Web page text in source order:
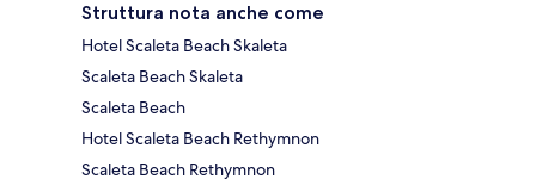
Struttura nota anche come
Hotel Scaleta Beach Skaleta
Scaleta Beach Skaleta
Scaleta Beach
Hotel Scaleta Beach Rethymnon
Scaleta Beach Rethymnon